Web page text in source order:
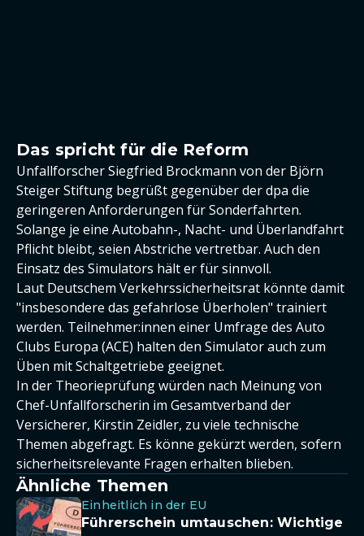
Das spricht für die Reform
Unfallforscher Siegfried Brockmann von der Björn
Steiger Stiftung begrüßt gegenüber der dpa die
geringeren Anforderungen für Sonderfahrten.
Solange je eine Autobahn-, Nacht- und Überlandfahrt
Pflicht bleibt, seien Abstriche vertretbar. Auch den
Einsatz des Simulators hält er für sinnvoll.
Laut Deutschem Verkehrssicherheitsrat könnte damit
"insbesondere das gefahrlose Überholen" trainiert
werden. Teilnehmer:innen einer Umfrage des Auto
Clubs Europa (ACE) halten den Simulator auch zum
Üben mit Schaltgetriebe geeignet.
In der Theorieprüfung würden nach Meinung von
Chef-Unfallforscherin im Gesamtverband der
Versicherer, Kirstin Zeidler, zu viele technische
Themen abgefragt. Es könne gekürzt werden, sofern
sicherheitsrelevante Fragen erhalten blieben.
Ähnliche Themen
Einheitlich in der EU
Führerschein umtauschen: Wichtige